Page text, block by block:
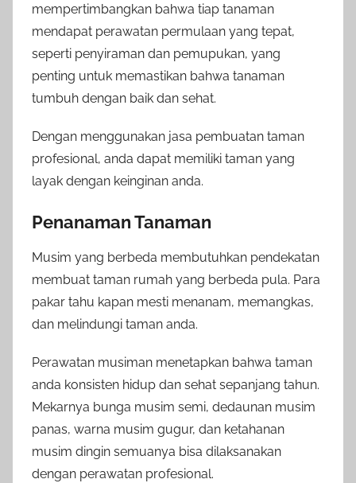
mempertimbangkan bahwa tiap tanaman
mendapat perawatan permulaan yang tepat,
seperti penyiraman dan pemupukan, yang
penting untuk memastikan bahwa tanaman
tumbuh dengan baik dan sehat.
Dengan menggunakan jasa pembuatan taman
profesional, anda dapat memiliki taman yang
layak dengan keinginan anda.
Penanaman Tanaman
Musim yang berbeda membutuhkan pendekatan
membuat taman rumah yang berbeda pula. Para
pakar tahu kapan mesti menanam, memangkas,
dan melindungi taman anda.
Perawatan musiman menetapkan bahwa taman
anda konsisten hidup dan sehat sepanjang tahun.
Mekarnya bunga musim semi, dedaunan musim
panas, warna musim gugur, dan ketahanan
musim dingin semuanya bisa dilaksanakan
dengan perawatan profesional.